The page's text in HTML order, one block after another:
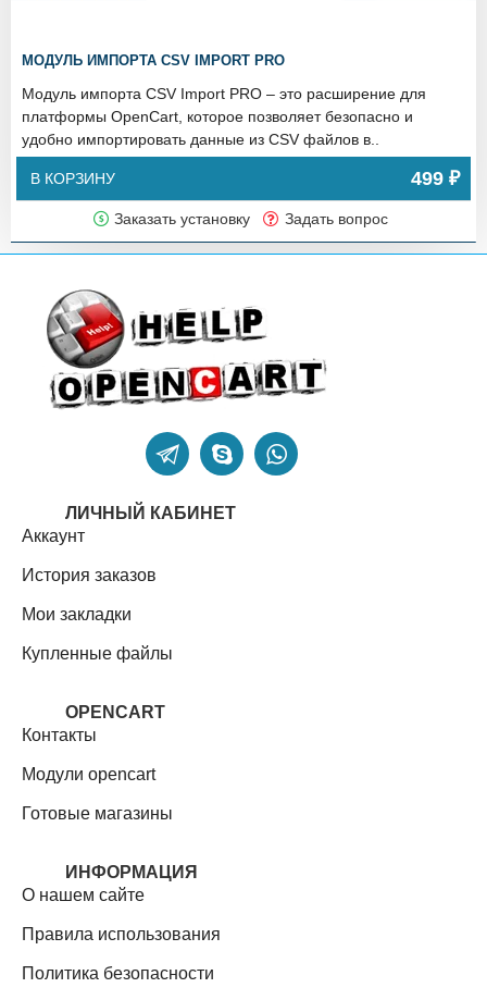
МОДУЛЬ ИМПОРТА CSV IMPORT PRO
Модуль импорта CSV Import PRO – это расширение для
платформы OpenCart, которое позволяет безопасно и
удобно импортировать данные из CSV файлов в..
В КОРЗИНУ 499 ₽
Заказать установку Задать вопрос
ЛИЧНЫЙ КАБИНЕТ
Аккаунт
История заказов
Мои закладки
Купленные файлы
OPENCART
Контакты
Модули opencart
Готовые магазины
ИНФОРМАЦИЯ
О нашем сайте
Правила использования
Политика безопасности